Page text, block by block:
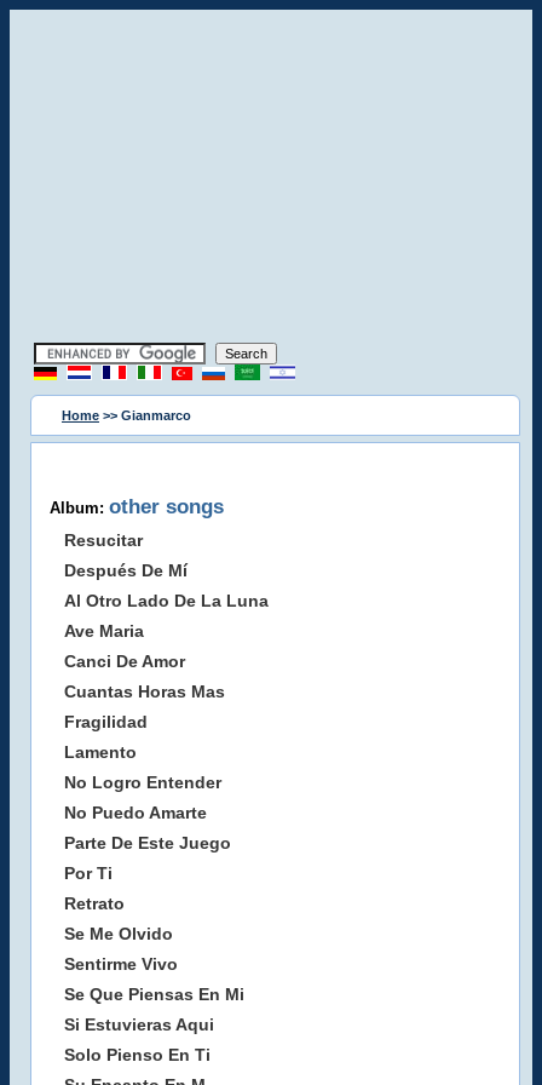
Home >> Gianmarco
Album: other songs
Resucitar
Después De Mí
Al Otro Lado De La Luna
Ave Maria
Canci De Amor
Cuantas Horas Mas
Fragilidad
Lamento
No Logro Entender
No Puedo Amarte
Parte De Este Juego
Por Ti
Retrato
Se Me Olvido
Sentirme Vivo
Se Que Piensas En Mi
Si Estuvieras Aqui
Solo Pienso En Ti